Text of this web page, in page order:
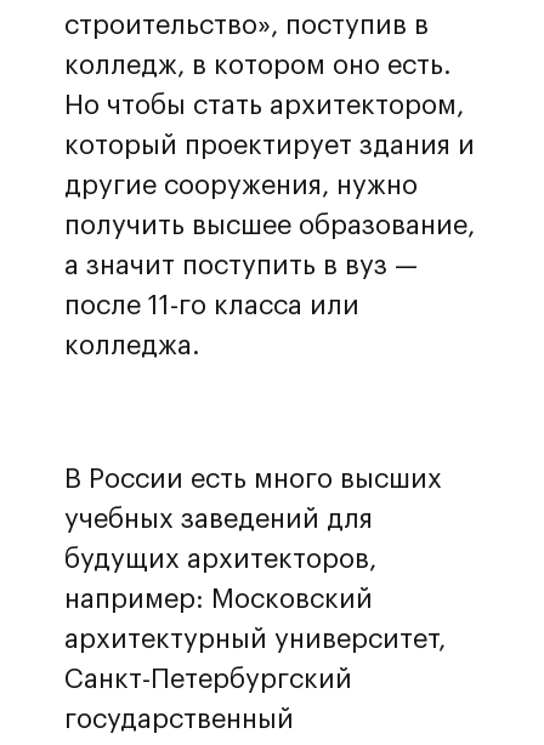
строительство», поступив в
колледж, в котором оно есть.
Но чтобы стать архитектором,
который проектирует здания и
другие сооружения, нужно
получить высшее образование,
а значит поступить в вуз —
после 11-го класса или
колледжа.
В России есть много высших
учебных заведений для
будущих архитекторов,
например: Московский
архитектурный университет,
Санкт-Петербургский
государственный